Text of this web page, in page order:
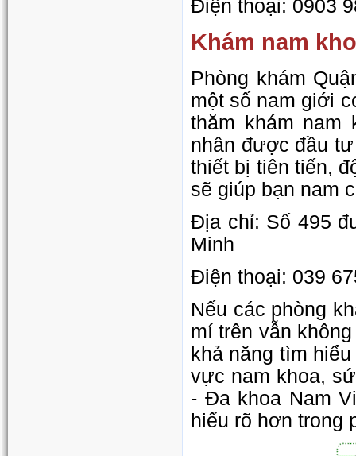
Điện thoại: 0903
Khám nam
Phòng khám
một số nam giới
thăm khám nam
nhân được đầu
thiết bị tiên tiến,
sẽ giúp bạn nam
Địa chỉ: Số 495
Minh
Điện thoại: 039
Nếu các phòng
mí trên vẫn
khả năng tìm
vực nam khoa,
- Đa khoa Nam
hiểu rõ hơn trong